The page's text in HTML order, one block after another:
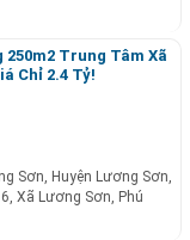
250m2 Trung Tâm Xã
Chỉ 2.4 Tỷ!
Sơn, Huyện Lương Sơn,
Xã Lương Sơn, Phú